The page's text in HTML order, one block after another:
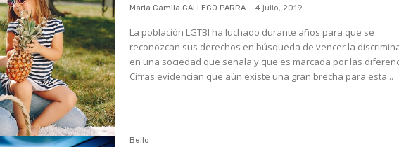
Maria Camila GALLEGO PARRA - 4 julio, 2019
La población LGTBI ha luchado durante años para que se
reconozcan sus derechos en búsqueda de vencer la
en una sociedad que señala y que es marcada por las
Cifras evidencian que aún existe una gran brecha para esta...
Bello